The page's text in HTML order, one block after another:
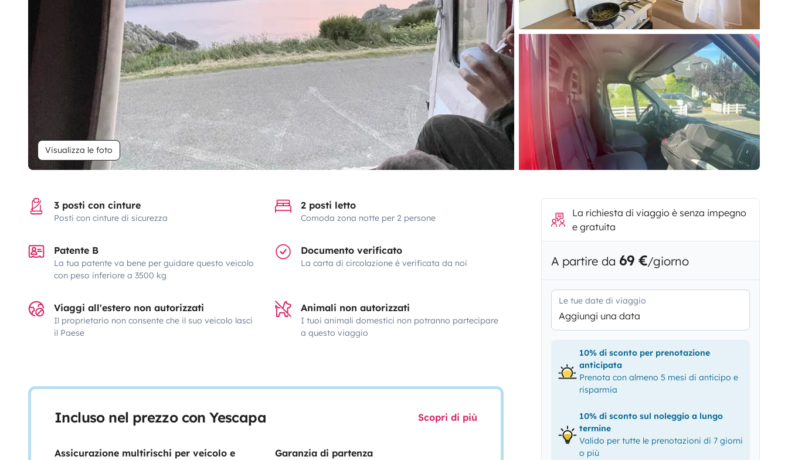
Visualizza le foto
3 posti con cinture
Posti con cinture di sicurezza
2 posti letto
Comoda zona notte per 2 persone
Patente B
La tua patente va bene per guidare questo veicolo
con peso inferiore a 3500 kg
Documento verificato
La carta di circolazione è verificata da noi
Viaggi all'estero non autorizzati
Il proprietario non consente che il suo veicolo lasci
il Paese
Animali non autorizzati
I tuoi animali domestici non potranno partecipare
a questo viaggio
Incluso nel prezzo con Yescapa Scopri di più
Assicurazione multirischi per veicolo e
Garanzia di partenza
La richiesta di viaggio è senza impegno
e gratuita
A partire da 69 €/giorno
Le tue date di viaggio
Aggiungi una data
10% di sconto per prenotazione
anticipata
Prenota con almeno 5 mesi di anticipo e
risparmia
10% di sconto sul noleggio a lungo
termine
Valido per tutte le prenotazioni di 7 giorni
o più